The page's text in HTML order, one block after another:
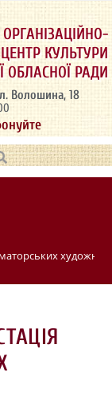
КУЛЬТУРИ
ОБЛАСНОЇ РАДИ
Волошина, 18
художніх